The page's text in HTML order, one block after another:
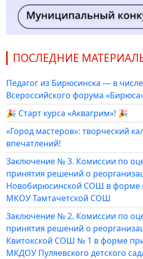
ПОСЛЕДНИЕ
Педагог из Бирюсинска — в
Всероссийского форума
🎉 Старт курса «Аквагрим»! 🎉
«Город мастеров»: творческий
впечатлений!
Заключение № 3. Комиссии по
принятия решений о
Новобирюсинской СОШ в форме
МКОУ Тамтачетской СОШ
Заключение № 2. Комиссии по
принятия решений о
Квитокской СОШ № 1 в форме
МКДОУ Пуляевского детского